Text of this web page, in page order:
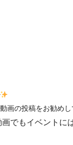
画の投稿をお勧めし
でもイベントに